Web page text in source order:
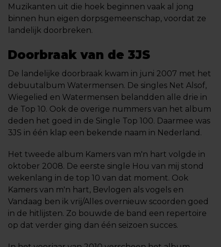
Muzikanten uit die hoek beginnen vaak al jong
binnen hun eigen dorpsgemeenschap, voordat ze
landelijk doorbreken.
Doorbraak van de 3JS
De landelijke doorbraak kwam in juni 2007 met het
debuutalbum Watermensen. De singles Net Alsof,
Wiegelied en Watermensen belandden alle drie in
de Top 10. Ook de overige nummers van het album
deden het goed in de Single Top 100. Daarmee was
3JS in één klap een bekende naam in Nederland.
Het tweede album Kamers van m'n hart volgde in
oktober 2008. De eerste single Hou van mij stond
wekenlang in de top 10 van dat moment. Ook
Kamers van m'n hart, Bevlogen als vogels en
Vandaag ben ik vrij/Alles overnieuw scoorden goed
in de hitlijsten. Zo bouwde de band een repertoire
op dat verder ging dan één seizoen succes.